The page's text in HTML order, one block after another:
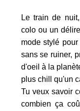
Le train de
colo ou un
mode stylé
sans se ruiner,
d'oeil à la
plus chill qu'un
Tu veux savoir
combien ça